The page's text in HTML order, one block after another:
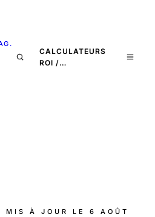
CALCULATEURS
ROI /…
MIS À JOUR LE 6 AOÛT